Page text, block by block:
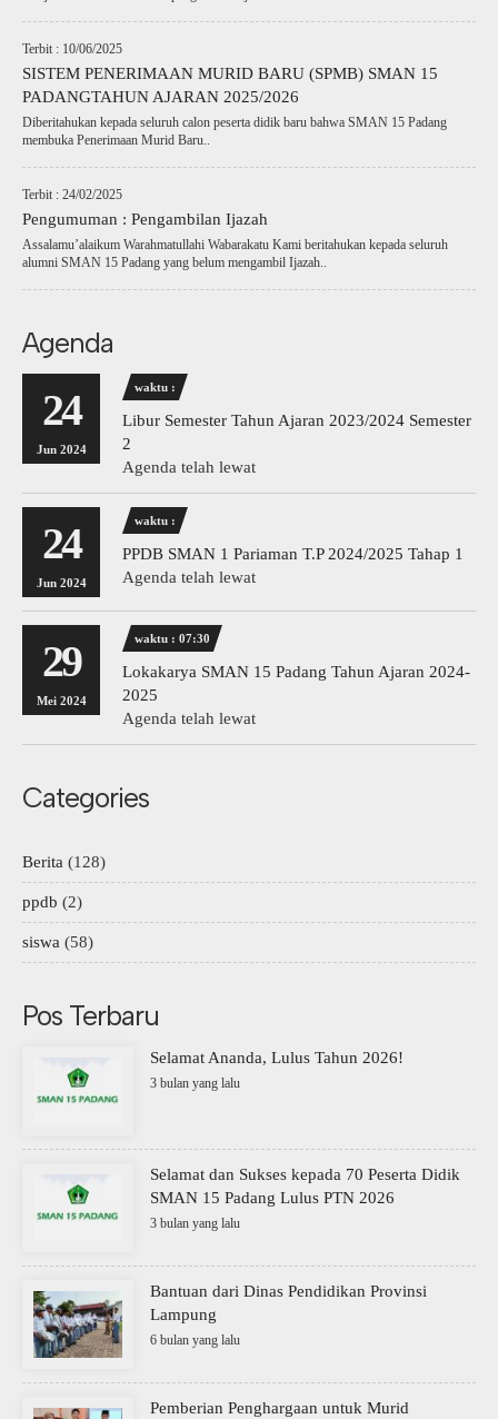
Terbit : 10/06/2025
SISTEM PENERIMAAN MURID BARU (SPMB) SMAN 15
PADANGTAHUN AJARAN 2025/2026
Diberitahukan kepada seluruh calon peserta didik baru bahwa SMAN 15 Padang
membuka Penerimaan Murid Baru..
Terbit : 24/02/2025
Pengumuman : Pengambilan Ijazah
Assalamu’alaikum Warahmatullahi Wabarakatu Kami beritahukan kepada seluruh
alumni SMAN 15 Padang yang belum mengambil Ijazah..
Agenda
24
Jun 2024
waktu :
Libur Semester Tahun Ajaran 2023/2024 Semester
2
Agenda telah lewat
24
Jun 2024
waktu :
PPDB SMAN 1 Pariaman T.P 2024/2025 Tahap 1
Agenda telah lewat
29
Mei 2024
waktu : 07:30
Lokakarya SMAN 15 Padang Tahun Ajaran 2024-
2025
Agenda telah lewat
Categories
Berita (128)
ppdb (2)
siswa (58)
Pos Terbaru
Selamat Ananda, Lulus Tahun 2026!
3 bulan yang lalu
Selamat dan Sukses kepada 70 Peserta Didik
SMAN 15 Padang Lulus PTN 2026
3 bulan yang lalu
Bantuan dari Dinas Pendidikan Provinsi
Lampung
6 bulan yang lalu
Pemberian Penghargaan untuk Murid